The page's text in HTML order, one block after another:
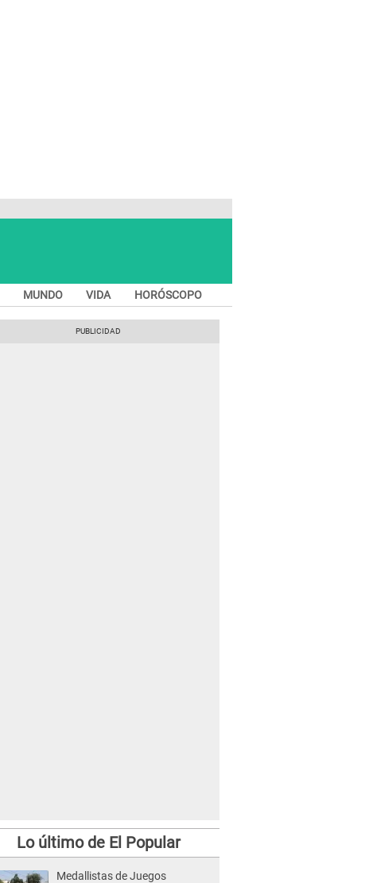
MUNDO VIDA HORÓSCOPO
Lo último de El Popular
Medallistas de Juegos